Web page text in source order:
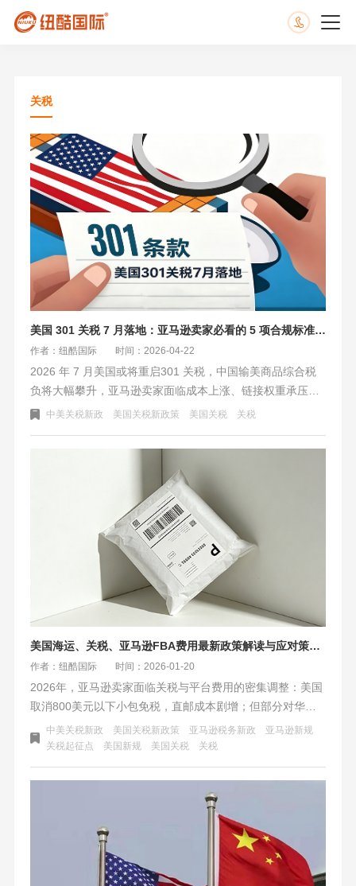
关税
美国 301 关税 7 月落地：亚马逊卖家必看的 5 项合规标准与稳交付方案
作者：纽酷国际 时间：2026-04-22
2026 年 7 月美国或将重启301 关税，中国输美商品综合税
负将大幅攀升，亚马逊卖家面临成本上涨、链接权重承压等
风险。本文明确跨境物流5 项合规标准：时效稳定、清关安
借自营仓网、稳定时效、专业清关与全链路服务，助力卖家
提前备货、平滑成本、稳交付，从容应对政策变局。
中美关税新政 美国关税新政策 美国关税 关税
美国海运、关税、亚马逊FBA费用最新政策解读与应对策略（2026版）
作者：纽酷国际 时间：2026-01-20
2026年，亚马逊卖家面临关税与平台费用的密集调整：美国
取消800美元以下小包免税，直邮成本剧增；但部分对华商
品关税下降，海运迎利好窗口。同时，亚马逊FBA费用结构
性调整，大件商品配送费降低。核心应对策略是：放弃小包
工具精细核算利润，将物流成本中心转化为增长引擎。
中美关税新政 美国关税新政策 亚马逊税务新政
亚马逊新规
关税起征点
美国新规 美国关税 关税